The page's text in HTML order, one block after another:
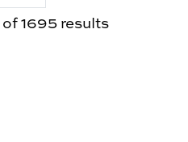
of 1695 results